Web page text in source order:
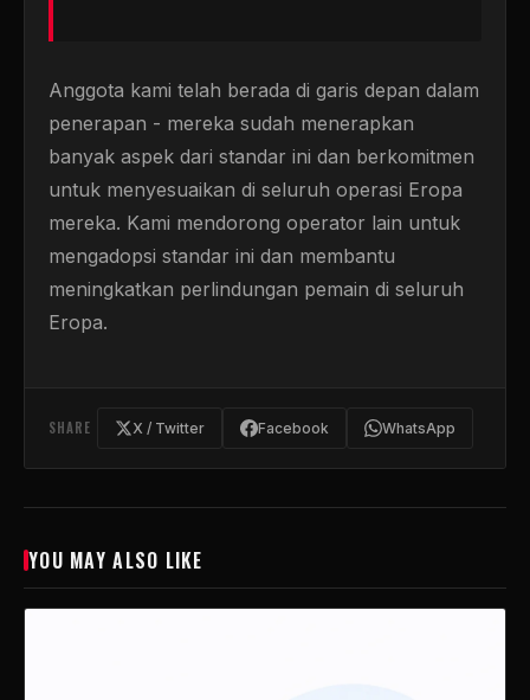
Anggota kami telah berada di garis depan dalam
penerapan - mereka sudah menerapkan
banyak aspek dari standar ini dan berkomitmen
untuk menyesuaikan di seluruh operasi Eropa
mereka. Kami mendorong operator lain untuk
mengadopsi standar ini dan membantu
meningkatkan perlindungan pemain di seluruh
Eropa.
SHARE X / Twitter Facebook WhatsApp
YOU MAY ALSO LIKE